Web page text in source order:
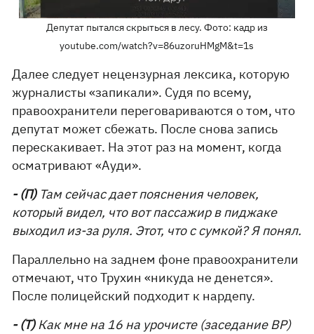
Депутат пытался скрыться в лесу. Фото: кадр из
youtube.com/watch?v=86uzoruHMgM&t=1s
Далее следует нецензурная лексика, которую
журналисты «запикали». Судя по всему,
правоохранители переговариваются о том, что
депутат может сбежать. После снова запись
перескакивает. На этот раз на момент, когда
осматривают «Ауди».
- (П)Там сейчас дает пояснения человек,
который видел, что вот пассажир в пиджаке
выходил из-за руля. Этот, что с сумкой? Я понял.
Параллельно на заднем фоне правоохранители
отмечают, что Трухин «никуда не денется».
После полицейский подходит к нардепу.
- (Т)Как мне на 16 на урочисте (заседание ВР)